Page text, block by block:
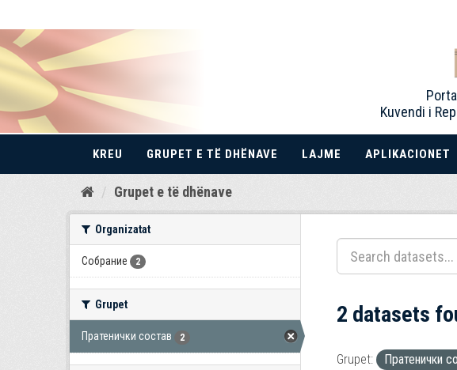
Kalo
Kuvendi i
KREU GRUPET E TË DHËNAVE LAJME APLIKACIONET
Grupet e të dhënave
Organizatat
Собрание 2
Grupet
Пратенички состав 2
2 datasets
Grupet: Пратенички